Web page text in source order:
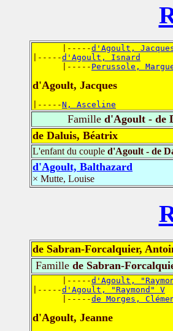
      |-----
d'Agoult,
|-----d'Agoult, Isnard
      |-----
Perussole,
d'Agoult, Jacques
|-----N, Asceline
Famille d'Agoult - de
de Daluis, Béatrix
L'enfant du couple d'Agoult - de
d'Agoult, Balthazard
× Mutte, Louise
de Sabran-Forcalquier,
Famille de Sabran-
      |-----
d'Agoult,
|-----d'Agoult, "Raymond" V
      |-----
de Morges,
d'Agoult, Jeanne